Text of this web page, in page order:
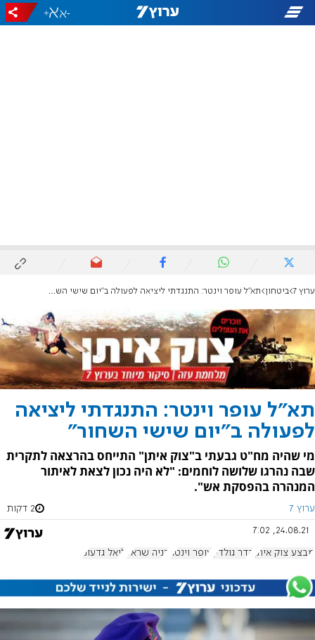
-
+
ערוץ 7 ביטחון תא"ל עופר וינטר: התנגדתי ליציאה לפעולה ב"יום שישי השחור"
תא"ל עופר וינטר: התנגדתי ליציאה
לפעולה ב"יום שישי השחור"
מי שהיה מח"ט גבעתי ב"צוק איתן" התייחס בהרצאה לתקרית
שבה נהרגו שלושה לוחמים: "לא היה נכון לצאת לאיתור
המנהרה בהפסקת אש".
ערוץ 7 2 דקות
24.08.21, 7:02
מבצע צוק איתן הדר גולדין עופר וינטר בניה שראל ליאל גדעוני